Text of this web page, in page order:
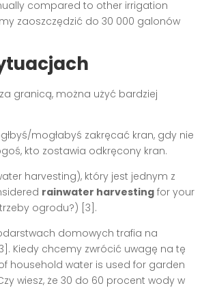
compared to other irrigation
zaoszczędzić do 30 000 galonów
granicą, można użyć bardziej
mogłabyś zakręcać kran, gdy nie
kto zostawia odkręcony kran.
harvesting), który jest jednym z
rainwater harvesting for your
ogrodu?) [3].
domowych trafia na
Kiedy chcemy zwrócić uwagę na tę
household water is used for garden
wiesz, że 30 do 60 procent wody w